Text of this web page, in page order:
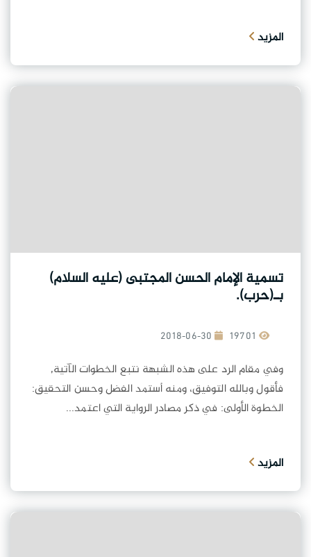
المزيد
تسمية الإمام الحسن المجتبى (عليه السلام)
بـ(حرب).
2018-06-30
وفي مقام الرد على هذه الشبهة نتبع الخطوات الآتية,
فأقول وبالله التوفيق، ومنه أستمد الفضل وحسن التحقيق:
الخطوة الأولى: في ذكر مصادر الرواية التي اعتمد...
المزيد